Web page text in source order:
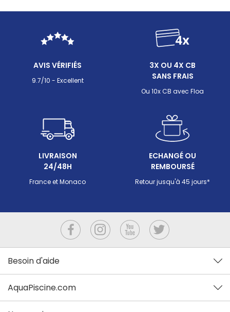
AVIS VÉRIFIÉS
9.7/10 - Excellent
3X OU 4X CB
SANS FRAIS
Ou 10x CB avec Floa
LIVRAISON
24/48H
France et Monaco
ECHANGÉ OU
REMBOURSÉ
Retour jusqu'à 45 jours*
Besoin d'aide
AquaPiscine.com